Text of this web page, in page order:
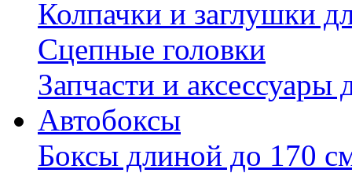
Колпачки и заглушки
Сцепные головки
Запчасти и аксессуары
Автобоксы
Боксы длиной до 170